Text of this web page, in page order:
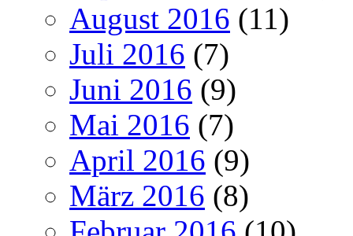
August 2016 (11)
Juli 2016 (7)
Juni 2016 (9)
Mai 2016 (7)
April 2016 (9)
März 2016 (8)